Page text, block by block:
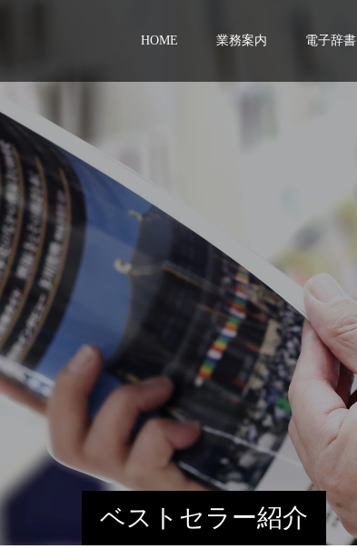
HOME 業務案内 電子辞書
ベストセラー紹介